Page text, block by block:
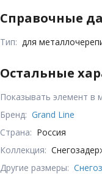
Справочные
Тип: для
Остальные
Показывать элемент в
Бренд: Grand Line
Страна: Россия
Коллекция:
Другие размеры: